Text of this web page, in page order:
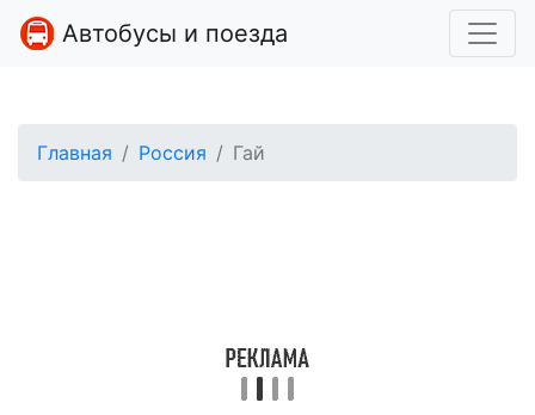
Автобусы и поезда
Главная Россия Гай